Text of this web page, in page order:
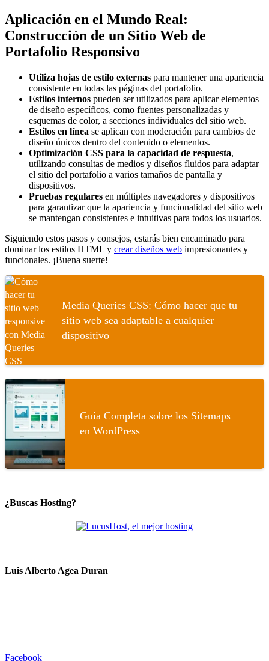
Aplicación en el Mundo Real:
Construcción de un Sitio Web de
Portafolio Responsivo
Utiliza hojas de estilo externas para mantener una apariencia
consistente en todas las páginas del portafolio.
Estilos internos pueden ser utilizados para aplicar elementos
de diseño específicos, como fuentes personalizadas y
esquemas de color, a secciones individuales del sitio web.
Estilos en línea se aplican con moderación para cambios de
diseño únicos dentro del contenido o elementos.
Optimización CSS para la capacidad de respuesta,
utilizando consultas de medios y diseños fluidos para adaptar
el sitio del portafolio a varios tamaños de pantalla y
dispositivos.
Pruebas regulares en múltiples navegadores y dispositivos
para garantizar que la apariencia y funcionalidad del sitio web
se mantengan consistentes e intuitivas para todos los usuarios.
Siguiendo estos pasos y consejos, estarás bien encaminado para
dominar los estilos HTML y crear diseños web impresionantes y
funcionales. ¡Buena suerte!
Media Queries CSS: Cómo hacer que tu
sitio web sea adaptable a cualquier
dispositivo
Guía Completa sobre los Sitemaps
en WordPress
¿Buscas Hosting?
Luis Alberto Agea Duran
Facebook